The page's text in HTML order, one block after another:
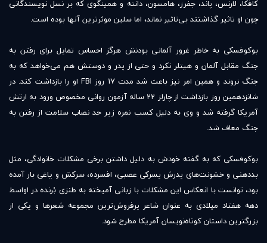
کافکا، لارنس، پاند، جفرز، هامسون، دانته و همینگوی که بر نسل نویسندگانی
چون او تاثیر گذاشتند بی‌تاثیر نماند، اما سلین موثرترین آنها بوده است.
بوکوفسکی به خاطر غرور آلمانی بودنش هرگز احساس تمایل برای رفتن به
جنگ مقابل آلمان و هیتلر نکرد و حتی از پدر و دوستش هم می‌خواهد که به
جنگ نروند و همین امر نیز باعث شد مدت 17 روز FBI او را بازداشت کند. در
شانزدهمین روز بازداشت از چارلز 22 ساله آزمون روانی مخصوص ورود به ارتش
آمریکا گرفته شد و وی به دلیل کسب نمره زیر حد نصاب سلامت از رفتن به
جنگ معاف شد.
بوکوفسکی که به گفته خودش به دلیل داشتن برخی مشکلات خانوادگی، مثل
بددهنی و خشونت‌های پدرش پسرکی عصبی، افسرده، سرکش و یاغی بار آمده
بود، توانست با انعکاس این مشکلات با زبانی آمیخته به طنزی بُرنده در اواسط
دهه هفتاد میلادی به عنوان شاعر پرفروش‌ترین مجموعه شعرها و یکی از
بزرگترین داستان کوتاه‌نویسان آمریکا مطرح شود.